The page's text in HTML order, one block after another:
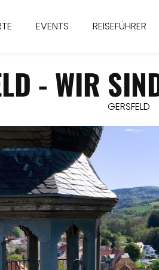
EVENTS REISEFÜHRER
- WIR
GERSFELD